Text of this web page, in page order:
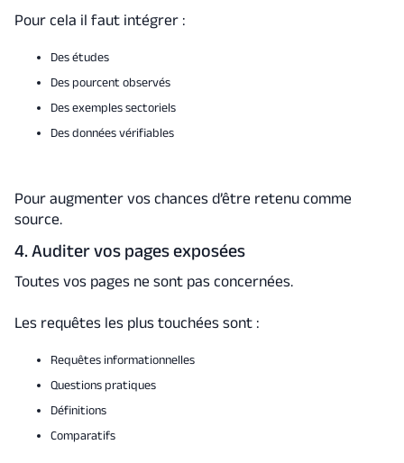
Pour cela il faut intégrer :
Des études
Des pourcent observés
Des exemples sectoriels
Des données vérifiables
Pour augmenter vos chances d’être retenu comme
source.
4. Auditer vos pages exposées
Toutes vos pages ne sont pas concernées.
Les requêtes les plus touchées sont :
Requêtes informationnelles
Questions pratiques
Définitions
Comparatifs